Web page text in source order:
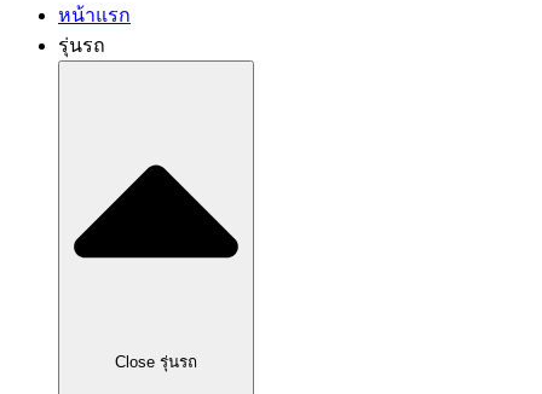
หน้าแรก
รุ่นรถ
Close รุ่นรถ